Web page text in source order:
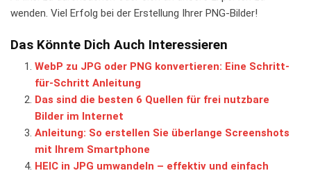
wenden. Viel ⁢Erfolg bei der‌ Erstellung Ihrer PNG-Bilder!
Das Könnte Dich Auch Interessieren
WebP zu JPG oder PNG konvertieren: Eine Schritt-
für-Schritt Anleitung
Das sind die besten 6 Quellen für frei nutzbare
Bilder im Internet
Anleitung: So erstellen Sie überlange Screenshots
mit Ihrem Smartphone
HEIC in JPG umwandeln – effektiv und einfach